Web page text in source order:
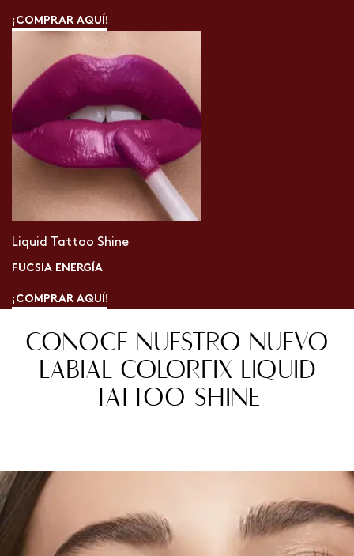
¡COMPRAR AQUÍ!
Liquid Tattoo Shine
FUCSIA ENERGÍA
¡COMPRAR AQUÍ!
CONOCE NUESTRO NUEVO
LABIAL COLORFIX LIQUID
TATTOO SHINE